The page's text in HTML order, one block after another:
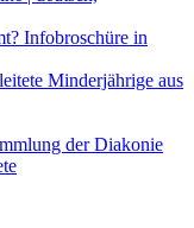
Infobroschüre in
Minderjährige aus
der Diakonie